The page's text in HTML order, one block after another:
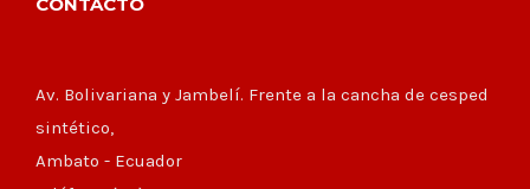
Av. Bolivariana y Jambelí. Frente a la cancha de cesped
sintético,
Ambato - Ecuador